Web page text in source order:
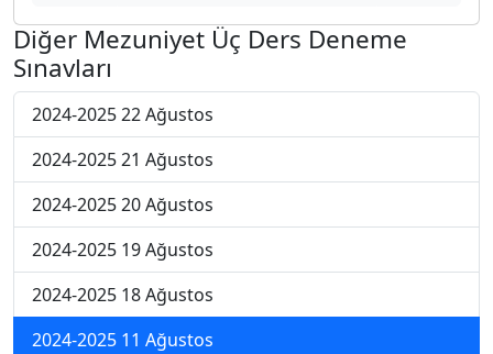
Diğer Mezuniyet Üç Ders Deneme
Sınavları
2024-2025 22 Ağustos
2024-2025 21 Ağustos
2024-2025 20 Ağustos
2024-2025 19 Ağustos
2024-2025 18 Ağustos
2024-2025 11 Ağustos